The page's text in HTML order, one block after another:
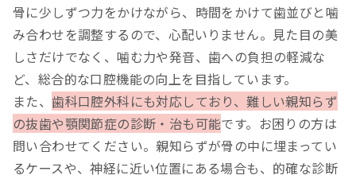
骨に少しずつ力をかけながら、時間をかけて歯並びと噛
み合わせを調整するので、心配いりません。見た目の美
しさだけでなく、噛む力や発音、歯への負担の軽減な
ど、総合的な口腔機能の向上を目指しています。
また、 歯科口腔外科にも対応しており、難しい親知らず
の抜歯や顎関節症の診断・治も可能です。お困りの方は
問い合わせてください。親知らずが骨の中に埋まってい
るケースや、神経に近い位置にある場合も、的確な診断